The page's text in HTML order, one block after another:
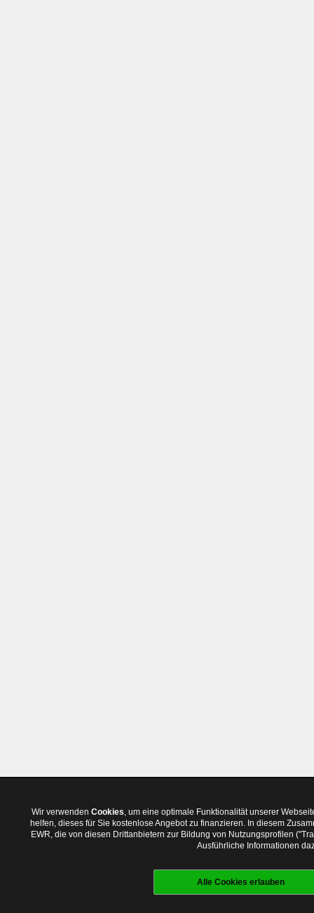
Wir verwenden Cookies, um eine optimale Funktionalität unserer
helfen, dieses für Sie kostenlose Angebot zu finanzieren. In diesem
EWR, die von diesen Drittanbietern zur Bildung von Nutzungsprofilen
Ausführliche Informationen
Alle Cookies erlauben